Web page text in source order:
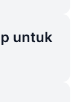
untuk